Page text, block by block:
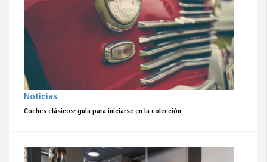
Noticias
Coches clásicos: guía para iniciarse en la colección